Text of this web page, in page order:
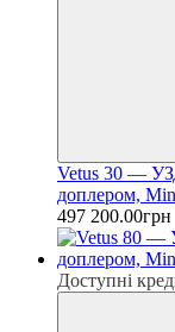
Vetus 30 —
доплером,
497 200.00грн
Доступні